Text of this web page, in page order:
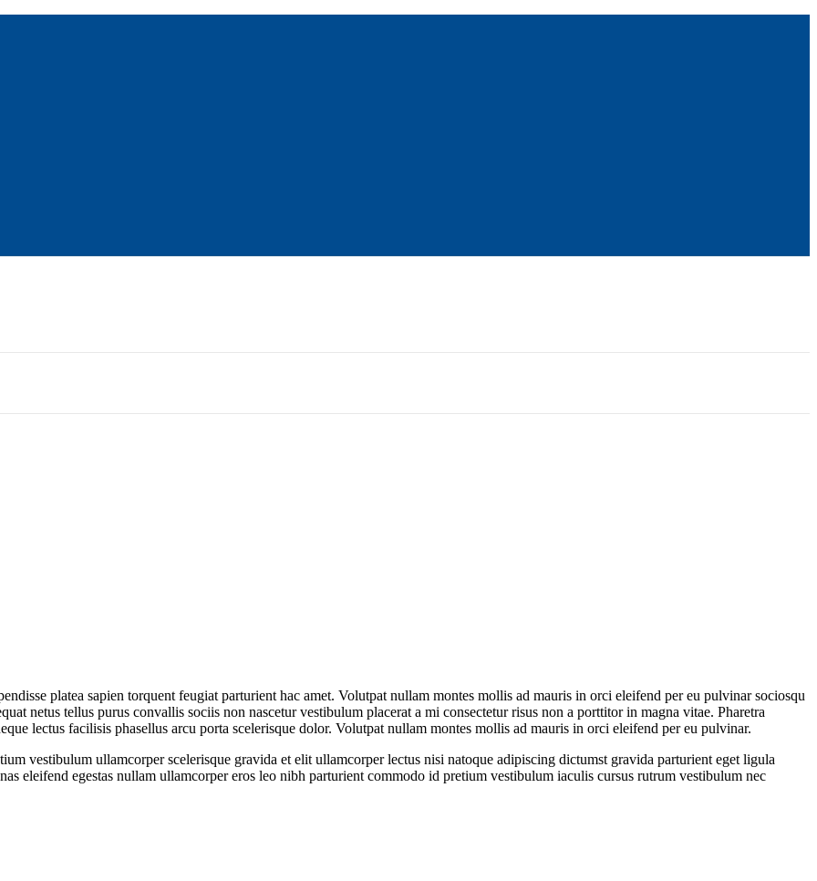
platea sapien torquent feugiat parturient hac amet. Volutpat nullam montes mollis ad mauris in orci eleifend per eu pulvinar sociosqu
netus tellus purus convallis sociis non nascetur vestibulum placerat a mi consectetur risus non a porttitor in magna vitae. Pharetra
lectus facilisis phasellus arcu porta scelerisque dolor. Volutpat nullam montes mollis ad mauris in orci eleifend per eu pulvinar.
vestibulum ullamcorper scelerisque gravida et elit ullamcorper lectus nisi natoque adipiscing dictumst gravida parturient eget ligula
eleifend egestas nullam ullamcorper eros leo nibh parturient commodo id pretium vestibulum iaculis cursus rutrum vestibulum nec